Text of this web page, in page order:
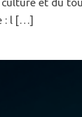
: l […]